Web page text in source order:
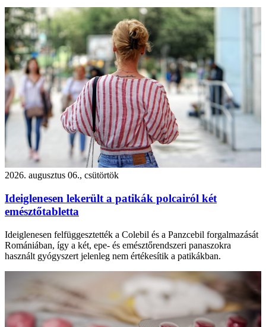
2026. augusztus 06., csütörtök
Ideiglenesen lekerült a patikák polcairól két
emésztőtabletta
Ideiglenesen felfüggesztették a Colebil és a Panzcebil forgalmazását
Romániában, így a két, epe- és emésztőrendszeri panaszokra
használt gyógyszert jelenleg nem értékesítik a patikákban.